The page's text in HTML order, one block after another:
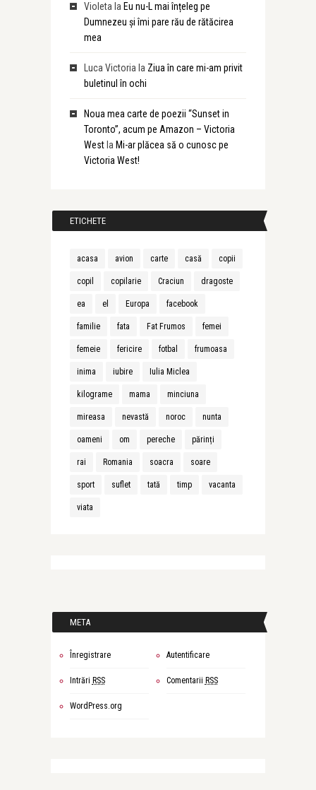
Violeta la Eu nu-L mai înțeleg pe
Dumnezeu și îmi pare rău de rătăcirea
mea
Luca Victoria la Ziua în care mi-am privit
buletinul în ochi
Noua mea carte de poezii “Sunset in
Toronto”, acum pe Amazon – Victoria
Westla Mi-ar plăcea să o cunosc pe
Victoria West!
ETICHETE
acasa avion carte casă copii
copil copilarie Craciun dragoste
ea el Europa facebook
familie fata Fat Frumos femei
femeie fericire fotbal frumoasa
inima iubire Iulia Miclea
kilograme mama minciuna
mireasa nevastă noroc nunta
oameni om pereche părinți
rai Romania soacra soare
sport suflet tată timp vacanta
viata
META
Înregistrare Autentificare
Intrări RSS Comentarii RSS
WordPress.org